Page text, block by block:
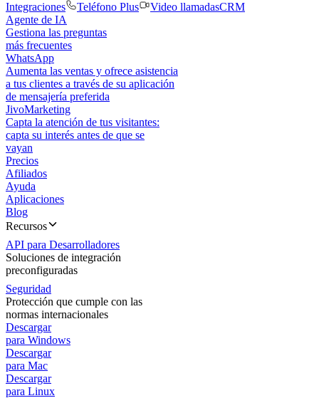
Integraciones
Teléfono Plus Video llamadasCRM
Agente de IA
Gestiona las preguntas
más frecuentes
WhatsApp
Aumenta las ventas y ofrece asistencia
a tus clientes a través de su aplicación
de mensajería preferida
JivoMarketing
Capta la atención de tus visitantes:
capta su interés antes de que se
vayan
Precios
Afiliados
Ayuda
Aplicaciones
Blog
Recursos
API para Desarrolladores
Soluciones de integración
preconfiguradas
Seguridad
Protección que cumple con las
normas internacionales
Descargar
para Windows
Descargar
para Mac
Descargar
para Linux